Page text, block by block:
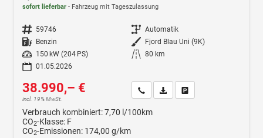
sofort lieferbar Fahrzeug mit Tageszulassung
Fahrzeugnr. 59746 Getriebe Automatik
Kraftstoff Benzin Außenfarbe Fjord Blau Uni (9K)
Leistung
150 kW (204 PS) Kilometerstand 80 km
01.05.2026
38.990,– €
incl. 19% MwSt.
Wir rufen Sie anFahrzeugexposé (PDF)
Verbrauch kombiniert:7,70 l/100km
CO2-Klasse: F
CO2-Emissionen: 174,00 g/km